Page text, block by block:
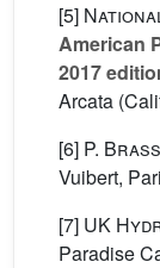
[5]
American
2017
Arcata
[6] P.
Vuibert,
[7] UK
Paradise